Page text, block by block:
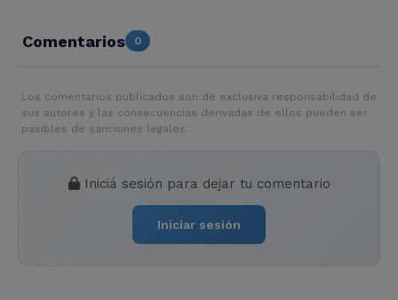
Comentarios 0
Los comentarios publicados son de exclusiva responsabilidad de
sus autores y las consecuencias derivadas de ellos pueden ser
pasibles de sanciones legales.
Iniciá sesión para dejar tu comentario
Iniciar sesión